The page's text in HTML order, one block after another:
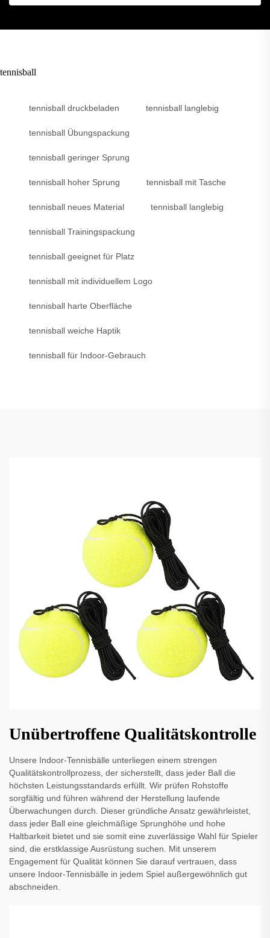
tennisball
tennisball druckbeladen tennisball langlebig
tennisball Übungspackung
tennisball geringer Sprung
tennisball hoher Sprung tennisball mit Tasche
tennisball neues Material tennisball langlebig
tennisball Trainingspackung
tennisball geeignet für Platz
tennisball mit individuellem Logo
tennisball harte Oberfläche
tennisball weiche Haptik
tennisball für Indoor-Gebrauch
Unübertroffene Qualitätskontrolle
Unsere Indoor-Tennisbälle unterliegen einem strengen
Qualitätskontrollprozess, der sicherstellt, dass jeder Ball die
höchsten Leistungsstandards erfüllt. Wir prüfen Rohstoffe
sorgfältig und führen während der Herstellung laufende
Überwachungen durch. Dieser gründliche Ansatz gewährleistet,
dass jeder Ball eine gleichmäßige Sprunghöhe und hohe
Haltbarkeit bietet und sie somit eine zuverlässige Wahl für Spieler
sind, die erstklassige Ausrüstung suchen. Mit unserem
Engagement für Qualität können Sie darauf vertrauen, dass
unsere Indoor-Tennisbälle in jedem Spiel außergewöhnlich gut
abschneiden.